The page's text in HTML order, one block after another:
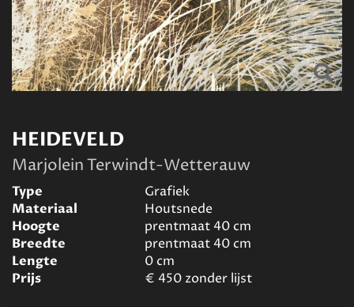
HEIDEVELD
Marjolein Terwindt-Wetterauw
Type
Grafiek
Materiaal
Houtsnede
Hoogte
prentmaat 40cm
Breedte
prentmaat 40cm
Lengte
0cm
Prijs
€ 450 zonder lijst